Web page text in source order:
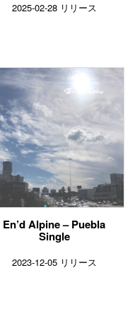
2025-02-28 リリース
En’d Alpine – Puebla
Single
2023-12-05 リリース